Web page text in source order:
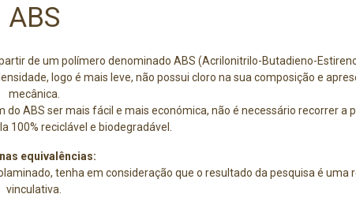
ABS
de um polímero denominado ABS (Acrilonitrilo-Butadieno-
logo é mais leve, não possui cloro na sua composição e
mecânica.
ABS ser mais fácil e mais económica, não é necessário recorrer a
100% reciclável e biodegradável.
equivalências:
tenha em consideração que o resultado da pesquisa é uma
vinculativa.